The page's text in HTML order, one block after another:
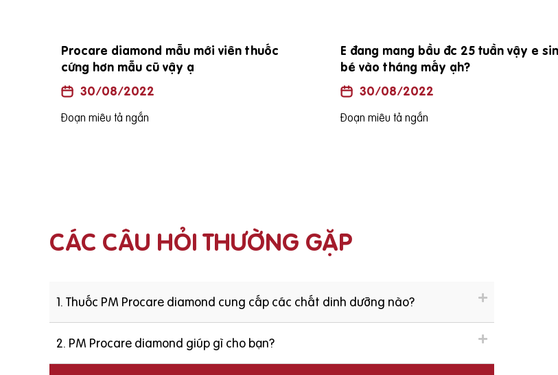
E đang mang bầu đc 25 tuần vậy e sinh
bé vào tháng mấy ạh?
30/08/2022
Đoạn miêu tả ngắn
Procare diamond có uống được trong
suốt thai kỳ không?
30/08/2022
Đoạn miêu tả ngắn
CÁC CÂU HỎI THƯỜNG GẶP
1. Thuốc PM Procare diamond cung cấp các chất dinh dưỡng nào?
2. PM Procare diamond giúp gì cho bạn?